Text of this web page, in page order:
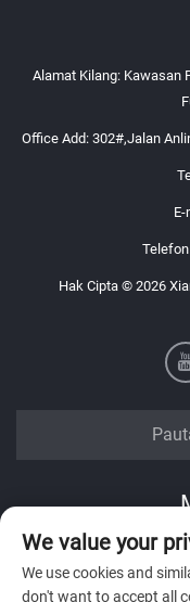
Alamat Kilang: Kawasan
Office Add: 302#,Jalan
E-
Hak Cipta © 2026
Daftar untuk
We value your
We use cookies and
don't want to accept all